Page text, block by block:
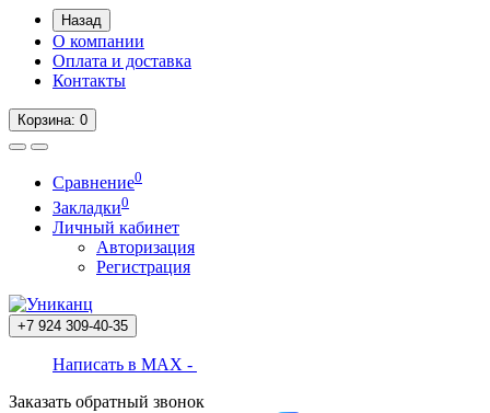
Назад
О компании
Оплата и доставка
Контакты
Корзина: 0
Сравнение0
Закладки0
Личный кабинет
Авторизация
Регистрация
+7 924 309-40-35
Написать в MAX -
Заказать обратный звонок